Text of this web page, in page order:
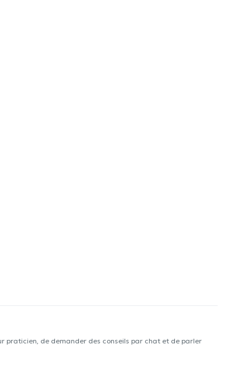
praticien, de demander des conseils par chat et de parler